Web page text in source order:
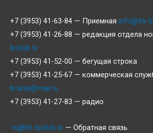
+7 (3953) 41-63-84 — Приемная info@trk-
+7 (3953) 41-26-88 — редакция отдела
bratsk.tv
+7 (3953) 41-52-00 — бегущая строка
+7 (3953) 41-25-67 — коммерческая
bratsk@mail.ru
+7 (3953) 41-27-83 — радио
tv@trk-bratsk.tv — Обратная связь